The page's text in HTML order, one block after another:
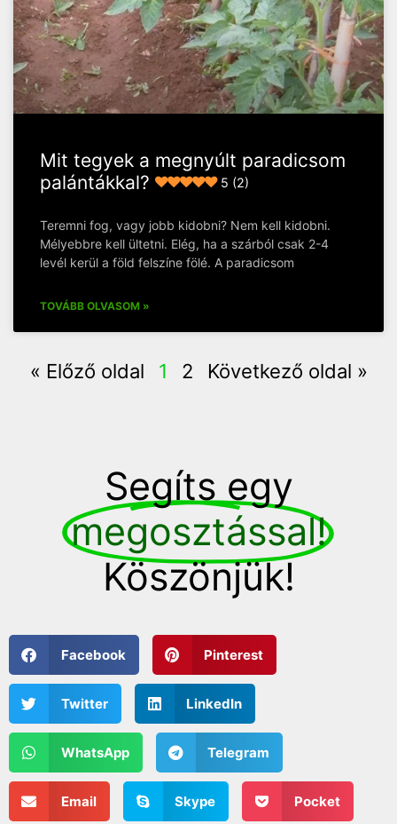
Mit tegyek a megnyúlt paradicsom
palántákkal?
5 (2)
Teremni fog, vagy jobb kidobni? Nem kell kidobni.
Mélyebbre kell ültetni. Elég, ha a szárból csak 2-4
levél kerül a föld felszíne fölé. A paradicsom
TOVÁBB OLVASOM »
« Előző oldal 1 2 Következő oldal »
Segíts egy
megosztással!
Köszönjük!
Facebook Pinterest
Twitter LinkedIn
WhatsApp Telegram
Email Skype Pocket